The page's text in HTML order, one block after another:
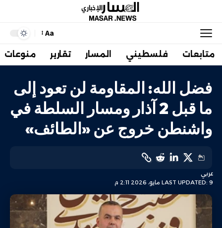
Aa
متابعات فلسطيني المسار تقارير منوعات
فضل الله: المقاومة لن تعود إلى
ما قبل 2 آذار ومسار السلطة في
واشنطن خروج عن «الطائف»
LAST UPDATED: 9 مايو، 2026 2:11 م
عربي